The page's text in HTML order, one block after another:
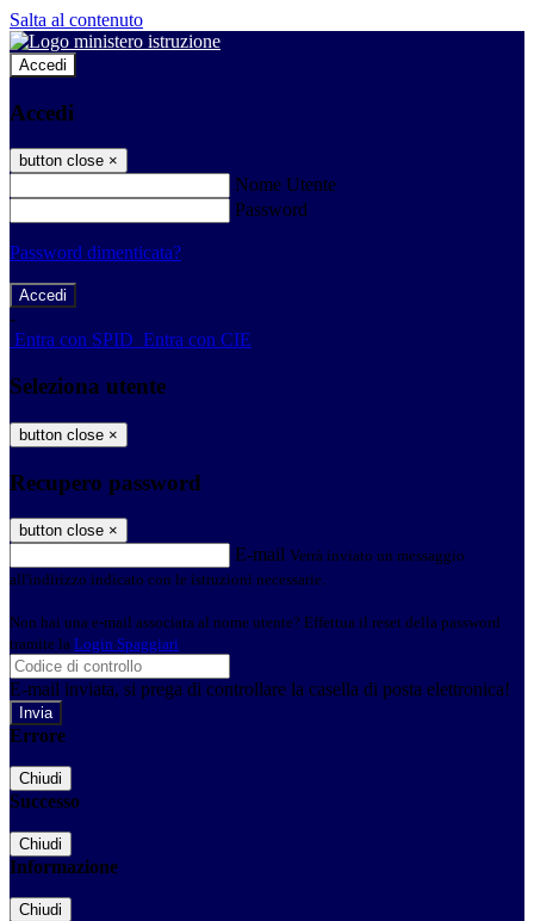
Salta al contenuto
Accedi
Accedi
button close ×
Nome Utente
Password
Password dimenticata?
-
Entra con SPID Entra con CIE
Seleziona utente
button close ×
Recupero password
button close ×
E-mail Verrà inviato un messaggio
all'indirizzo indicato con le istruzioni necessarie.
Non hai una e-mail associata al nome utente? Effettua il reset della password
tramite la Login Spaggiari
E-mail inviata, si prega di controllare la casella di posta elettronica!
Errore
Chiudi
Successo
Chiudi
Informazione
Chiudi